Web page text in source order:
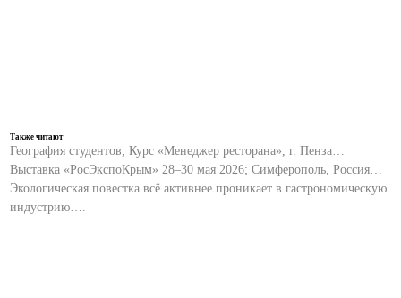
Также читают
География студентов, Курс «Менеджер ресторана», г. Пенза…
Выставка «РосЭкспоКрым» 28–30 мая 2026; Симферополь, Россия…
Экологическая повестка всё активнее проникает в гастрономическую
индустрию….